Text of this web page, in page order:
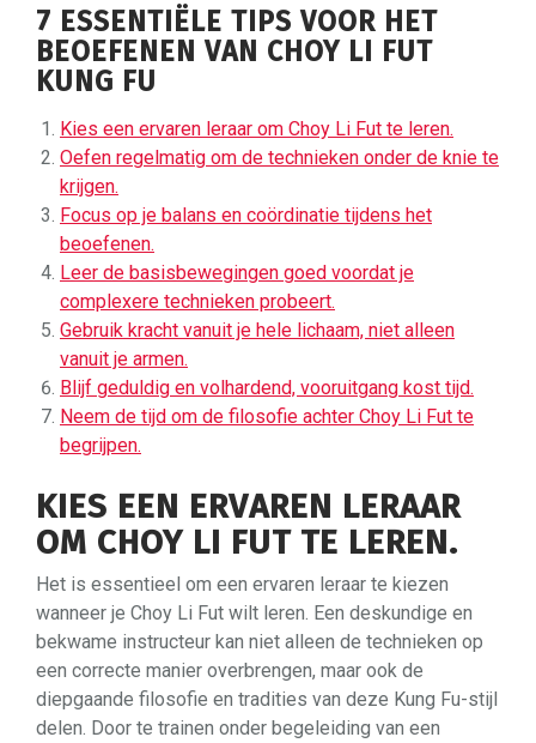
7 ESSENTIËLE TIPS VOOR HET
BEOEFENEN VAN CHOY LI FUT
KUNG FU
Kies een ervaren leraar om Choy Li Fut te leren.
Oefen regelmatig om de technieken onder de knie te
krijgen.
Focus op je balans en coördinatie tijdens het
beoefenen.
Leer de basisbewegingen goed voordat je
complexere technieken probeert.
Gebruik kracht vanuit je hele lichaam, niet alleen
vanuit je armen.
Blijf geduldig en volhardend, vooruitgang kost tijd.
Neem de tijd om de filosofie achter Choy Li Fut te
begrijpen.
KIES EEN ERVAREN LERAAR
OM CHOY LI FUT TE LEREN.
Het is essentieel om een ervaren leraar te kiezen
wanneer je Choy Li Fut wilt leren. Een deskundige en
bekwame instructeur kan niet alleen de technieken op
een correcte manier overbrengen, maar ook de
diepgaande filosofie en tradities van deze Kung Fu-stijl
delen. Door te trainen onder begeleiding van een